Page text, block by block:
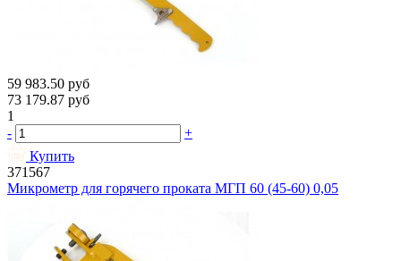
59 983.50 руб
73 179.87 руб
1
-
+
Купить
371567
Микрометр для горячего проката МГП 60 (45-60) 0,05